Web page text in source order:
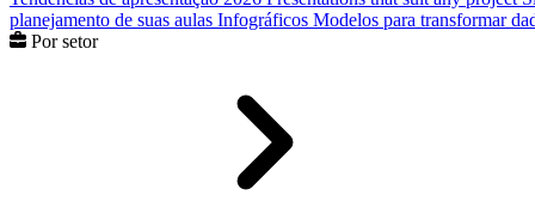
planejamento de suas aulas Infográficos Modelos para transformar
Por setor